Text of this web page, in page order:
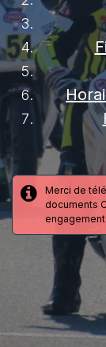
Merci de
documents
engagement